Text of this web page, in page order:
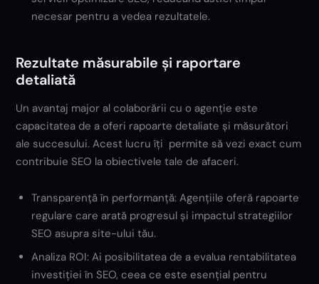
necesar pentru a vedea rezultatele.
Rezultate măsurabile și raportare
detaliată
Un avantaj major al colaborării cu o agenție este
capacitatea de a oferi rapoarte detaliate și măsurători
ale succesului. Acest lucru îți permite să vezi exact cum
contribuie SEO la obiectivele tale de afaceri.
Transparență în performanță: Agențiile oferă rapoarte
regulare care arată progresul și impactul strategiilor
SEO asupra site-ului tău.
Analiza ROI: Ai posibilitatea de a evalua rentabilitatea
investiției în SEO, ceea ce este esențial pentru